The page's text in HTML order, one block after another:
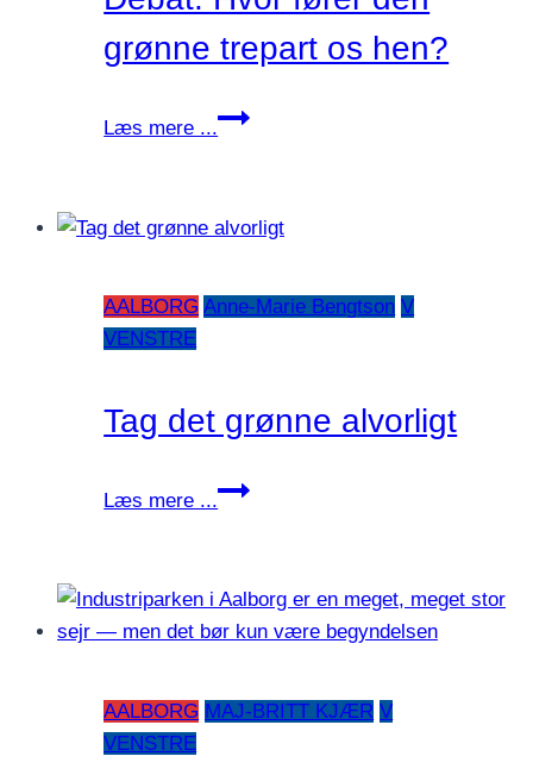
grønne trepart os hen?
Læs mere ...
Debat:
grønne
os
AALBORG Anne-Marie Bengtson V
VENSTRE
Tag det grønne alvorligt
Læs mere ...
Tag
AALBORG MAJ-BRITT KJÆR V
VENSTRE